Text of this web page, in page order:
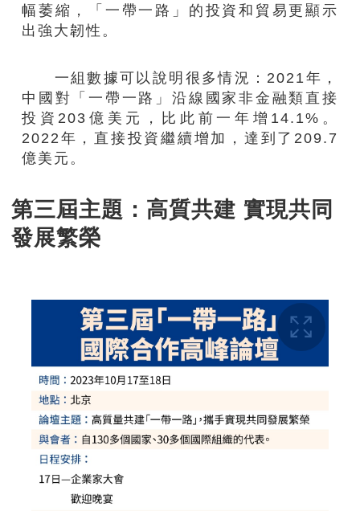
幅萎縮，「一帶一路」的投資和貿易更顯示
出強大韌性。
一組數據可以說明很多情況：2021年，
中國對「一帶一路」沿線國家非金融類直接
投資203億美元，比此前一年增14.1%。
2022年，直接投資繼續增加，達到了209.7
億美元。
第三屆主題：高質共建 實現共同
發展繁榮